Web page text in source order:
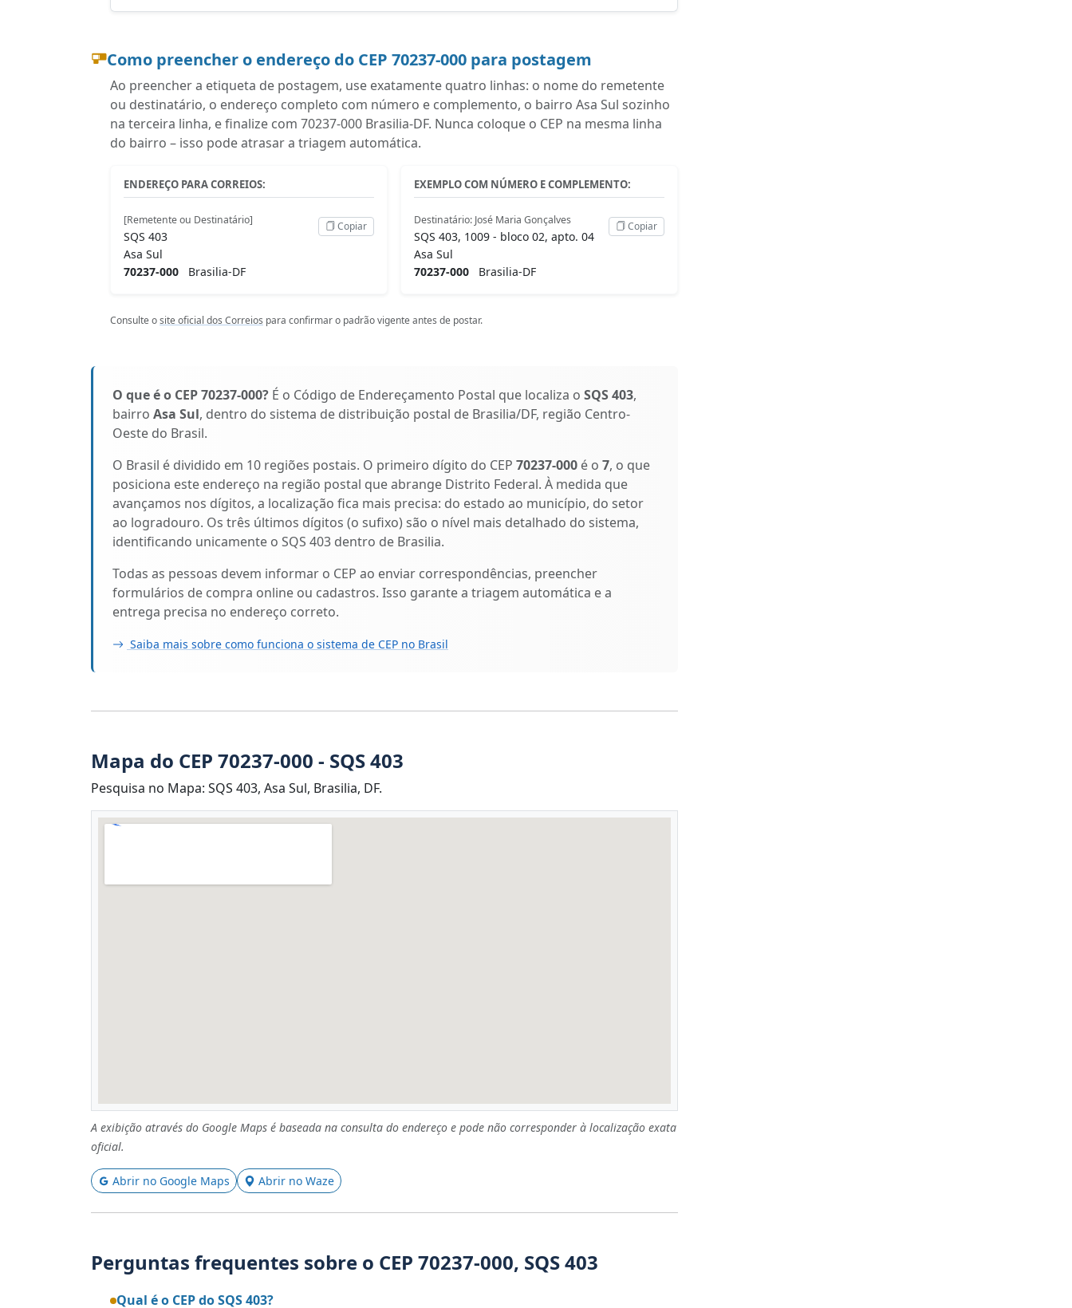
Como preencher o endereço do CEP 70237-000 para postagem
Ao preencher a etiqueta de postagem, use exatamente quatro linhas: o nome do remetente
ou destinatário, o endereço completo com número e complemento, o bairro Asa Sul sozinho
na terceira linha, e finalize com 70237-000 Brasilia-DF. Nunca coloque o CEP na mesma linha
do bairro – isso pode atrasar a triagem automática.
ENDEREÇO PARA CORREIOS:
[Remetente ou Destinatário]
SQS 403
Asa Sul
70237-000 Brasilia-DF
Copiar
EXEMPLO COM NÚMERO E COMPLEMENTO:
Destinatário: José Maria Gonçalves
SQS 403, 1009 - bloco 02, apto. 04
Asa Sul
70237-000 Brasilia-DF
Copiar
Consulte osite oficial dos Correios para confirmar o padrão vigente antes de postar.
O que é o CEP 70237-000? É o Código de Endereçamento Postal que localiza o SQS 403,
bairro Asa Sul, dentro do sistema de distribuição postal de Brasilia/DF, região Centro-
Oeste do Brasil.
O Brasil é dividido em 10 regiões postais. O primeiro dígito do CEP 70237-000 é o 7, o que
posiciona este endereço na região postal que abrange Distrito Federal. À medida que
avançamos nos dígitos, a localização fica mais precisa: do estado ao município, do setor
ao logradouro. Os três últimos dígitos (o sufixo) são o nível mais detalhado do sistema,
identificando unicamente o SQS 403 dentro de Brasilia.
Todas as pessoas devem informar o CEP ao enviar correspondências, preencher
formulários de compra online ou cadastros. Isso garante a triagem automática e a
entrega precisa no endereço correto.
Saiba mais sobre como funciona o sistema de CEP no Brasil
Mapa do CEP 70237-000 - SQS 403
Pesquisa no Mapa: SQS 403, Asa Sul, Brasilia, DF.
A exibição através do Google Maps é baseada na consulta do endereço e pode não corresponder à localização exata
oficial.
Abrir no Google Maps Abrir no Waze
Perguntas frequentes sobre o CEP 70237-000, SQS 403
Qual é o CEP do SQS 403?